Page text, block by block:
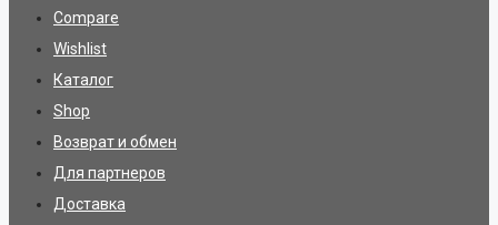
Compare
Wishlist
Каталог
Shop
Возврат и обмен
Для партнеров
Доставка